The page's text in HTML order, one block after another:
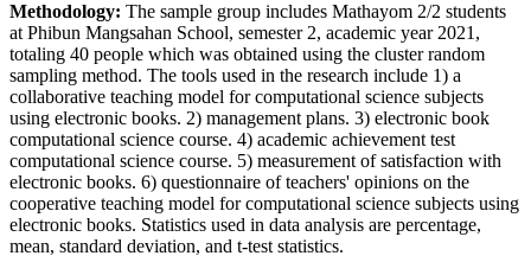
Methodology: The sample group includes Mathayom 2/2 students
at Phibun Mangsahan School, semester 2, academic year 2021,
totaling 40 people which was obtained using the cluster random
sampling method. The tools used in the research include 1) a
collaborative teaching model for computational science subjects
using electronic books. 2) management plans. 3) electronic book
computational science course. 4) academic achievement test
computational science course. 5) measurement of satisfaction with
electronic books. 6) questionnaire of teachers' opinions on the
cooperative teaching model for computational science subjects using
electronic books. Statistics used in data analysis are percentage,
mean, standard deviation, and t-test statistics.